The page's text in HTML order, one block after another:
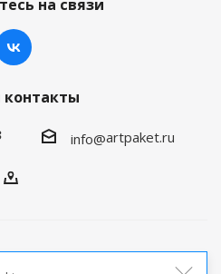
на связи
info@artpaket.ru